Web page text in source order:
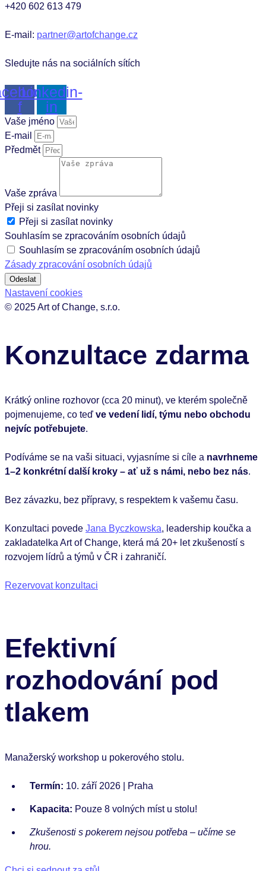
+420 602 613 479
E-mail: partner@artofchange.cz
Sledujte nás na sociálních sítích
f
Linkedin-
in
Vaše jméno
E-mail
Předmět
Vaše zpráva
Přeji si zasílat novinky
Přeji si zasílat novinky
Souhlasím se zpracováním osobních údajů
Souhlasím se zpracováním osobních údajů
Zásady zpracování osobních údajů
Odeslat
Nastavení cookies
© 2025 Art of Change, s.r.o.
Konzultace zdarma
Krátký online rozhovor (cca 20 minut), ve kterém společně
pojmenujeme, co teď ve vedení lidí, týmu nebo obchodu
nejvíc potřebujete.
Podíváme se na vaši situaci, vyjasníme si cíle a navrhneme
1–2 konkrétní další kroky – ať už s námi, nebo bez nás.
Bez závazku, bez přípravy, s respektem k vašemu času.
Konzultaci povede Jana Byczkowska, leadership koučka a
zakladatelka Art of Change, která má 20+ let zkušeností s
rozvojem lídrů a týmů v ČR i zahraničí.
Rezervovat konzultaci
Efektivní
rozhodování pod
tlakem
Manažerský workshop u pokerového stolu.
Termín: 10. září 2026 | Praha
Kapacita: Pouze 8 volných míst u stolu!
Zkušenosti s pokerem nejsou potřeba – učíme se
hrou.